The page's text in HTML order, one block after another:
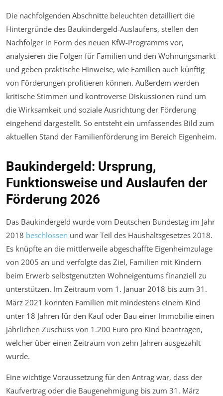
Die nachfolgenden Abschnitte beleuchten detailliert die
Hintergründe des Baukindergeld-Auslaufens, stellen den
Nachfolger in Form des neuen KfW-Programms vor,
analysieren die Folgen für Familien und den Wohnungsmarkt
und geben praktische Hinweise, wie Familien auch künftig
von Förderungen profitieren können. Außerdem werden
kritische Stimmen und kontroverse Diskussionen rund um
die Wirksamkeit und soziale Ausrichtung der Förderung
eingehend dargestellt. So entsteht ein umfassendes Bild zum
aktuellen Stand der Familienförderung im Bereich Eigenheim.
Baukindergeld: Ursprung,
Funktionsweise und Auslaufen der
Förderung 2026
Das Baukindergeld wurde vom Deutschen Bundestag im Jahr
2018 beschlossen und war Teil des Haushaltsgesetzes 2018.
Es knüpfte an die mittlerweile abgeschaffte Eigenheimzulage
von 2005 an und verfolgte das Ziel, Familien mit Kindern
beim Erwerb selbstgenutzten Wohneigentums finanziell zu
unterstützen. Im Zeitraum vom 1. Januar 2018 bis zum 31.
März 2021 konnten Familien mit mindestens einem Kind
unter 18 Jahren für den Kauf oder Bau einer Immobilie einen
jährlichen Zuschuss von 1.200 Euro pro Kind beantragen,
welcher über einen Zeitraum von zehn Jahren ausgezahlt
wurde.
Eine wichtige Voraussetzung für den Antrag war, dass der
Kaufvertrag oder die Baugenehmigung bis zum 31. März